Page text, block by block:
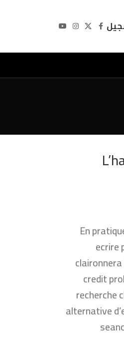
En
ecrire
credit
recherche
alternative